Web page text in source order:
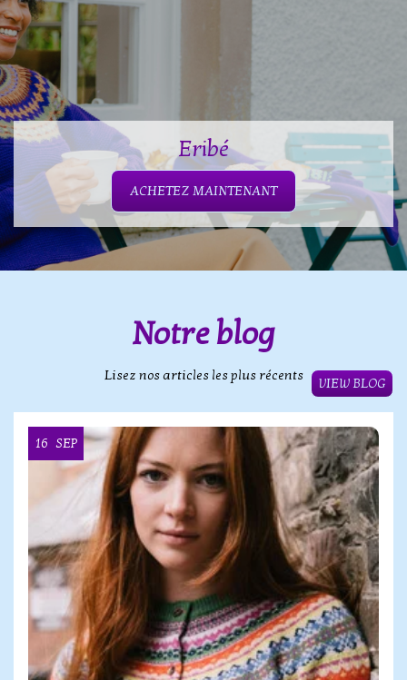
Eribé
ACHETEZ MAINTENANT
Notre blog
Lisez nos articles les plus récents
VIEW BLOG
16 SEP